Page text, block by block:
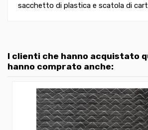
sacchetto di plastica e scatola di
I clienti che hanno acquistato
hanno comprato anche: